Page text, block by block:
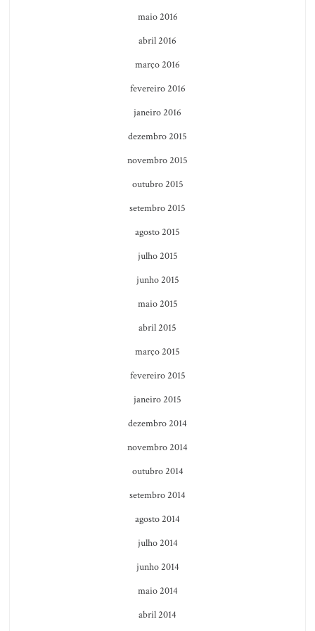
maio 2016
abril 2016
março 2016
fevereiro 2016
janeiro 2016
dezembro 2015
novembro 2015
outubro 2015
setembro 2015
agosto 2015
julho 2015
junho 2015
maio 2015
abril 2015
março 2015
fevereiro 2015
janeiro 2015
dezembro 2014
novembro 2014
outubro 2014
setembro 2014
agosto 2014
julho 2014
junho 2014
maio 2014
abril 2014